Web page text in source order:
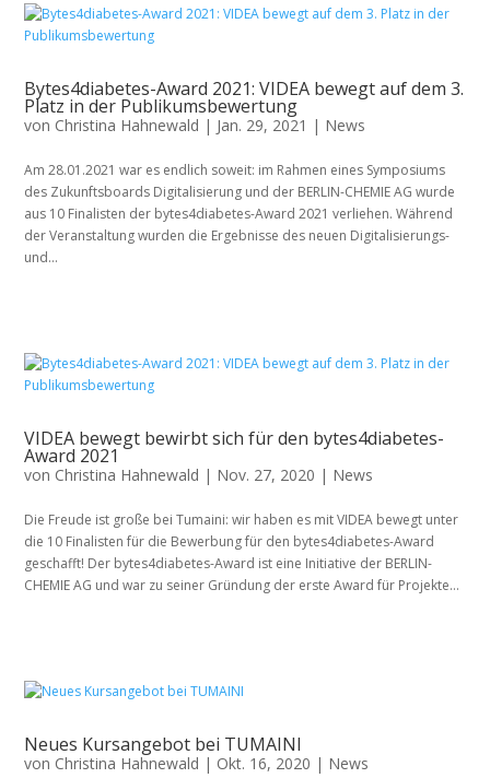
Bytes4diabetes-Award 2021: VIDEA bewegt auf dem 3.
Platz in der Publikumsbewertung
von Christina Hahnewald | Jan. 29, 2021 | News
Am 28.01.2021 war es endlich soweit: im Rahmen eines Symposiums
des Zukunftsboards Digitalisierung und der BERLIN-CHEMIE AG wurde
aus 10 Finalisten der bytes4diabetes-Award 2021 verliehen. Während
der Veranstaltung wurden die Ergebnisse des neuen Digitalisierungs-
und...
VIDEA bewegt bewirbt sich für den bytes4diabetes-
Award 2021
von Christina Hahnewald | Nov. 27, 2020 | News
Die Freude ist große bei Tumaini: wir haben es mit VIDEA bewegt unter
die 10 Finalisten für die Bewerbung für den bytes4diabetes-Award
geschafft! Der bytes4diabetes-Award ist eine Initiative der BERLIN-
CHEMIE AG und war zu seiner Gründung der erste Award für Projekte...
Neues Kursangebot bei TUMAINI
von Christina Hahnewald | Okt. 16, 2020 | News